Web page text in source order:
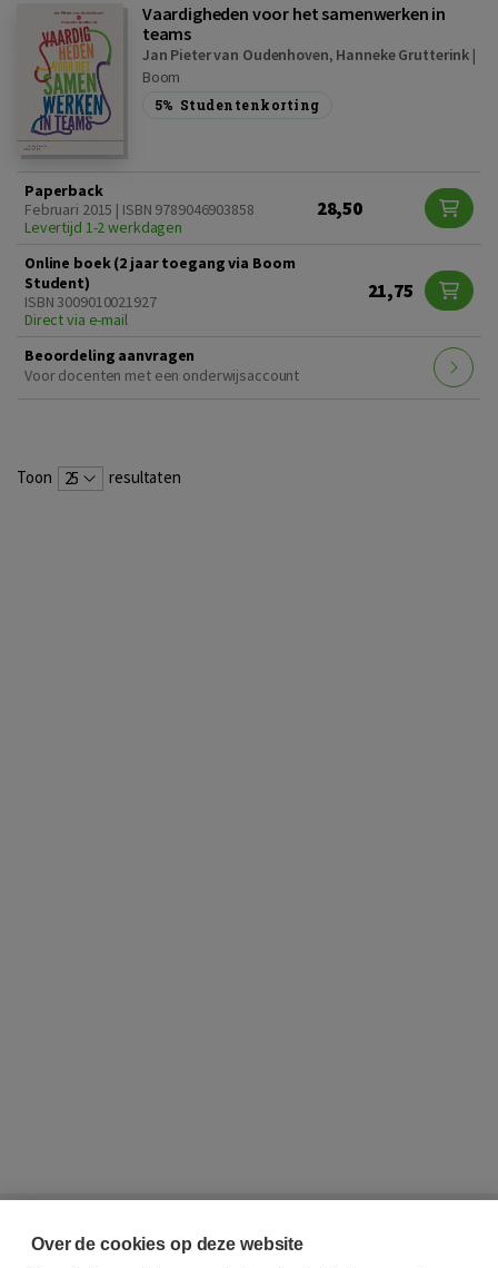
Vaardigheden voor het samenwerken in
teams
Jan Pieter van Oudenhoven, Hanneke Grutterink |
Boom
5% Studentenkorting
Paperback
Februari 2015 | ISBN 9789046903858
Levertijd 1-2 werkdagen
28,50
Online boek (2 jaar toegang via Boom
Student)
ISBN 3009010021927
Direct via e-mail
21,75
Beoordeling aanvragen
Voor docenten met een onderwijsaccount
Toon 25 resultaten
Over de cookies op deze website